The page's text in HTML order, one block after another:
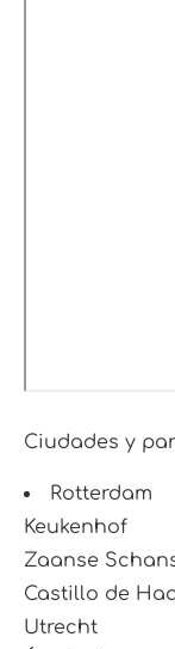
Ciudades y
Rotterdam
Keukenhof
Zaanse
Castillo de
Utrecht